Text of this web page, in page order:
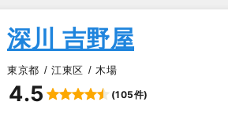
深川 吉野屋
東京都 江東区 木場
4.5 (105件)